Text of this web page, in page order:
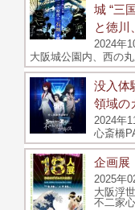
城 “三
と徳川
2024年
大阪城公園内、西の
没入体
領域の
2024年
心斎橋
企画展
2025年
大阪浮
不二家